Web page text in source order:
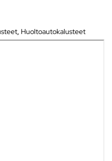
, Huoltoautokalusteet